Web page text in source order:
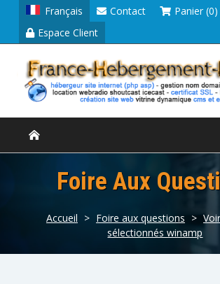
Français Contact
Panier (0)
Espace Client
Foire Aux
Accueil > Foire aux questions >
sélectionnés winamp